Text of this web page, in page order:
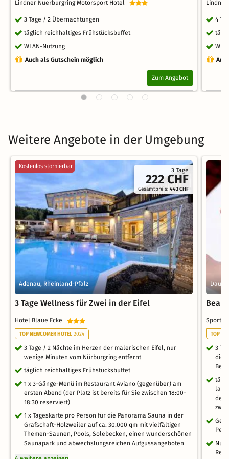
Lindner Nuerburgring Motorsport Hotel
3 Tage / 2 Übernachtungen
täglich reichhaltiges Frühstücksbuffet
WLAN-Nutzung
Auch als Gutschein möglich
Zum Angebot
4
Weitere Angebote in der Umgebung
3 Tage
222 CHF
Gesamtpreis:443 CHF
Kostenlos stornierbar
Adenau, Rheinland-Pfalz
3 Tage Wellness für Zwei in der Eifel
Hotel Blaue Ecke
TOP NEWCOMER HOTEL 2024
3 Tage / 2 Nächte im Herzen der malerischen Eifel, nur
wenige Minuten vom Nürburgring entfernt
täglich reichhaltiges Frühstücksbuffet
1 x 3-Gänge-Menü im Restaurant Aviano (gegenüber) am
ersten Abend (der Platz ist bereits für Sie zwischen 18:00-
18:30 reserviert)
1 x Tageskarte pro Person für die Panorama Sauna in der
Grafschaft-Holzweiler auf ca. 30.000 qm mit vielfältigen
Themen-Saunen, Pools, Solebecken, einen wunderschönen
Saunapark und abwechslungsreichen Aufgussangeboten
Daun,
TOP
3
die
der